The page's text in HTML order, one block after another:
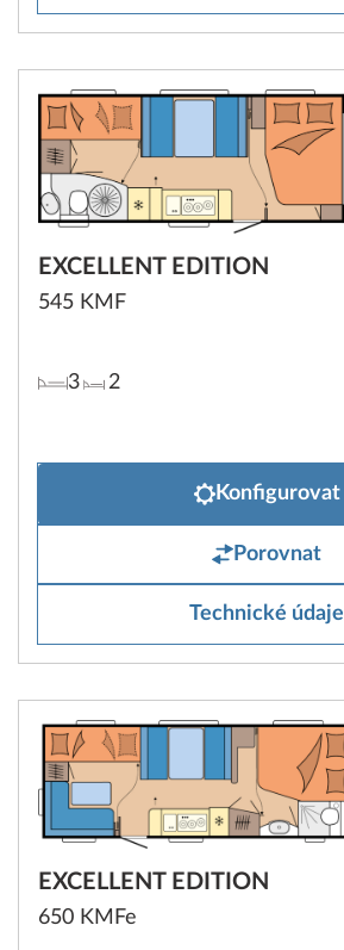
EXCELLENT EDITION
545 KMF
3 2
Konfigurovat
Porovnat
Technické údaje
EXCELLENT EDITION
650 KMFe